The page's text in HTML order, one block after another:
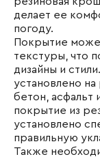
делает ее
погоду.
Покрытие
текстуры, что
дизайны и
установлено на
бетон, асфальт
покрытие из
установлено
правильную
Также